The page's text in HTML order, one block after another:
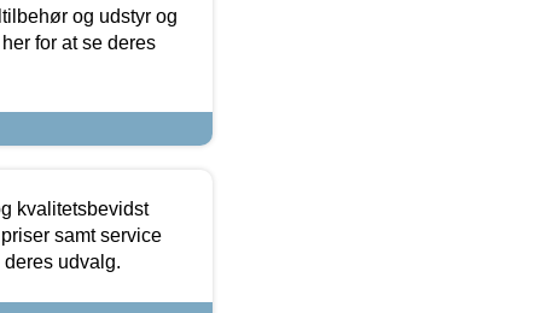
og udstyr og
for at se deres
kvalitetsbevidst
samt service
udvalg.